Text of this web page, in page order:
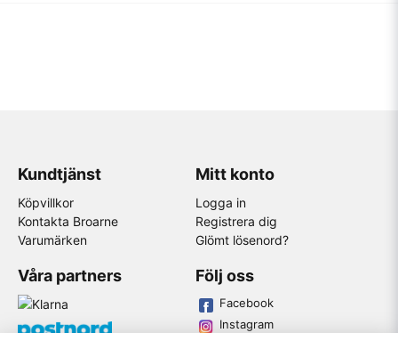
Kundtjänst
Köpvillkor
Kontakta Broarne
Varumärken
Mitt konto
Logga in
Registrera dig
Glömt lösenord?
Våra partners Följ oss
Facebook
Instagram